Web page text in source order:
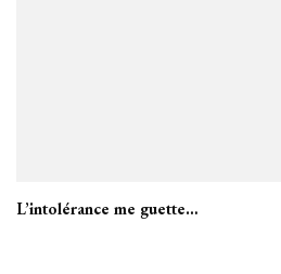
L’intolérance me guette…